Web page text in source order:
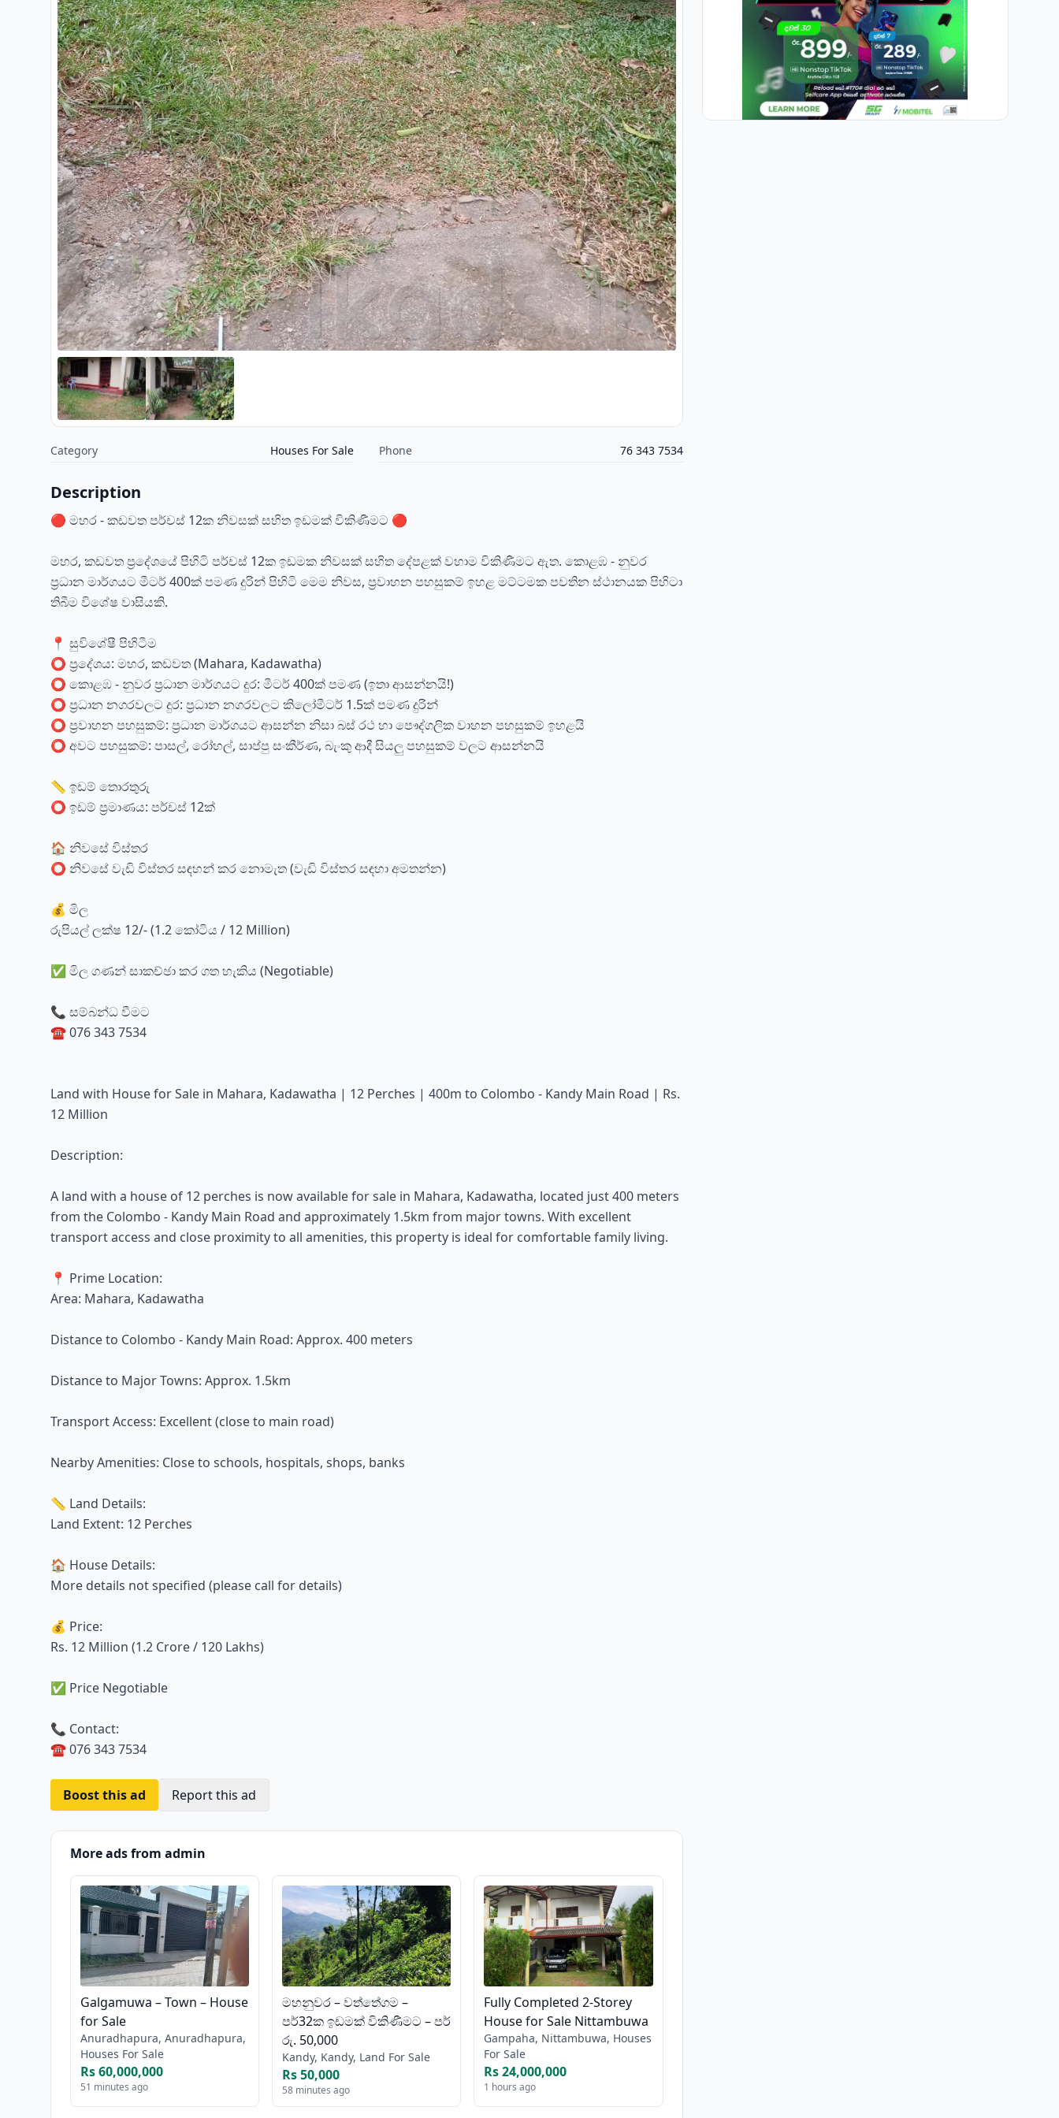
Category Houses For Sale Phone 76 343 7534
Description
🔴 මහර - කඩවත පර්චස් 12ක නිවසක් සහිත ඉඩමක් විකිණීමට 🔴
මහර, කඩවත ප්‍රදේශයේ පිහිටි පර්චස් 12ක ඉඩමක නිවසක් සහිත දේපළක් වහාම විකිණීමට ඇත. කොළඹ - නුවර
ප්‍රධාන මාර්ගයට මීටර් 400ක් පමණ දුරින් පිහිටි මෙම නිවස, ප්‍රවාහන පහසුකම් ඉහළ මට්ටමක පවතින ස්ථානයක පිහිටා
තිබීම විශේෂ වාසියකි.
📍 සුවිශේෂී පිහිටීම
⭕ ප්‍රදේශය: මහර, කඩවත (Mahara, Kadawatha)
⭕ කොළඹ - නුවර ප්‍රධාන මාර්ගයට දුර: මීටර් 400ක් පමණ (ඉතා ආසන්නයි!)
⭕ ප්‍රධාන නගරවලට දුර: ප්‍රධාන නගරවලට කිලෝමීටර් 1.5ක් පමණ දුරින්
⭕ ප්‍රවාහන පහසුකම්: ප්‍රධාන මාර්ගයට ආසන්න නිසා බස් රථ හා පෞද්ගලික වාහන පහසුකම් ඉහළයි
⭕ අවට පහසුකම්: පාසල්, රෝහල්, සාප්පු සංකීර්ණ, බැංකු ආදී සියලු පහසුකම් වලට ආසන්නයි
📏 ඉඩම් තොරතුරු
⭕ ඉඩම් ප්‍රමාණය: පර්චස් 12ක්
🏠 නිවසේ විස්තර
⭕ නිවසේ වැඩි විස්තර සඳහන් කර නොමැත (වැඩි විස්තර සඳහා අමතන්න)
💰 මිල
රුපියල් ලක්ෂ 12/- (1.2 කෝටිය / 12 Million)
✅ මිල ගණන් සාකච්ඡා කර ගත හැකිය (Negotiable)
📞 සම්බන්ධ වීමට
☎️ 076 343 7534
Land with House for Sale in Mahara, Kadawatha | 12 Perches | 400m to Colombo - Kandy Main Road | Rs.
12 Million
Description:
A land with a house of 12 perches is now available for sale in Mahara, Kadawatha, located just 400 meters
from the Colombo - Kandy Main Road and approximately 1.5km from major towns. With excellent
transport access and close proximity to all amenities, this property is ideal for comfortable family living.
📍 Prime Location:
Area: Mahara, Kadawatha
Distance to Colombo - Kandy Main Road: Approx. 400 meters
Distance to Major Towns: Approx. 1.5km
Transport Access: Excellent (close to main road)
Nearby Amenities: Close to schools, hospitals, shops, banks
📏 Land Details:
Land Extent: 12 Perches
🏠 House Details:
More details not specified (please call for details)
💰 Price:
Rs. 12 Million (1.2 Crore / 120 Lakhs)
✅ Price Negotiable
📞 Contact:
☎️ 076 343 7534
Boost this ad Report this ad
More ads from admin
Galgamuwa – Town – House
for Sale
Anuradhapura, Anuradhapura,
Houses For Sale
Rs 60,000,000
51 minutes ago
මහනුවර – වත්තේගම –
පර්32ක ඉඩමක් විකිණීමට – පර්
රු. 50,000
Kandy, Kandy, Land For Sale
Rs 50,000
58 minutes ago
Fully Completed 2-Storey
House for Sale Nittambuwa
Gampaha, Nittambuwa, Houses
For Sale
Rs 24,000,000
1 hours ago